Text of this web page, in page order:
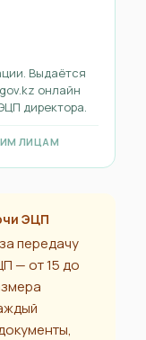
Выдаётся
онлайн
директора.
ЛИЦАМ
ЭЦП
передачу
— от 15 до